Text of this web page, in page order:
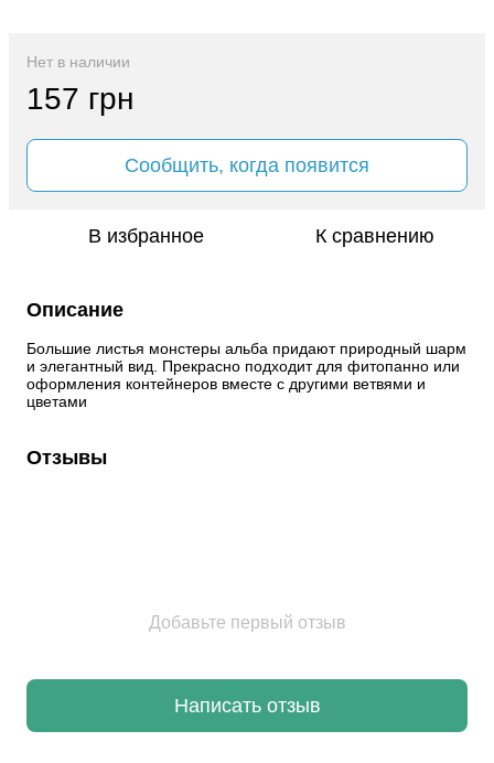
Нет в наличии
157 грн
Сообщить, когда появится
В избранное К сравнению
Описание
Большие листья монстеры альба придают природный шарм
и элегантный вид. Прекрасно подходит для фитопанно или
оформления контейнеров вместе с другими ветвями и
цветами
Отзывы
Добавьте первый отзыв
Написать отзыв